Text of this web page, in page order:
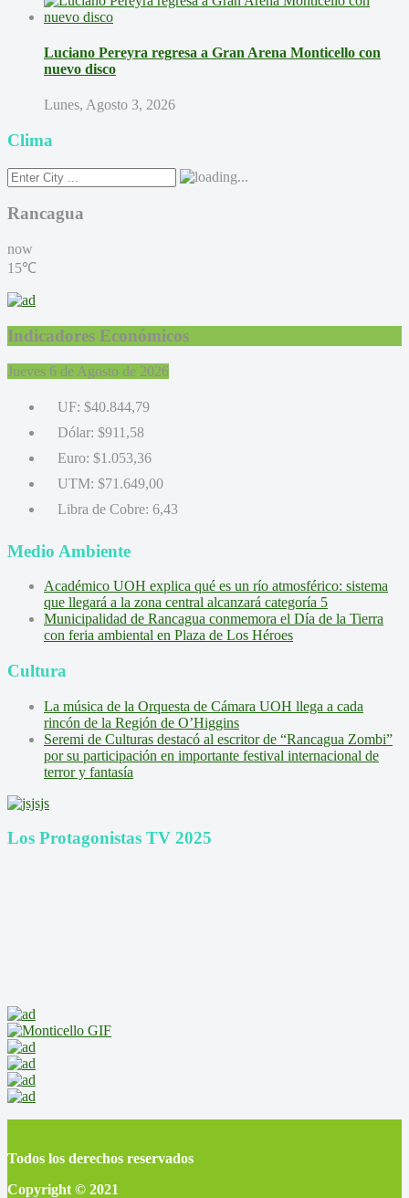
Luciano Pereyra regresa a Gran Arena Monticello con
nuevo disco
Lunes, Agosto 3, 2026
Clima
Rancagua
now
15℃
Indicadores Económicos
Jueves 6 de Agosto de 2026
UF: $40.844,79
Dólar: $911,58
Euro: $1.053,36
UTM: $71.649,00
Libra de Cobre: 6,43
Medio Ambiente
Académico UOH explica qué es un río atmosférico: sistema
que llegará a la zona central alcanzará categoría 5
Municipalidad de Rancagua conmemora el Día de la Tierra
con feria ambiental en Plaza de Los Héroes
Cultura
La música de la Orquesta de Cámara UOH llega a cada
rincón de la Región de O’Higgins
Seremi de Culturas destacó al escritor de “Rancagua Zombi”
por su participación en importante festival internacional de
terror y fantasía
Los Protagonistas TV 2025
Todos los derechos reservados
Copyright © 2021